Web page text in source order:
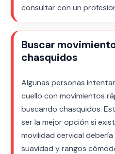
consultar con un
Buscar
chasquidos
Algunas personas
cuello con movimientos
buscando chasquidos.
ser la mejor opción si
movilidad cervical
suavidad y rangos